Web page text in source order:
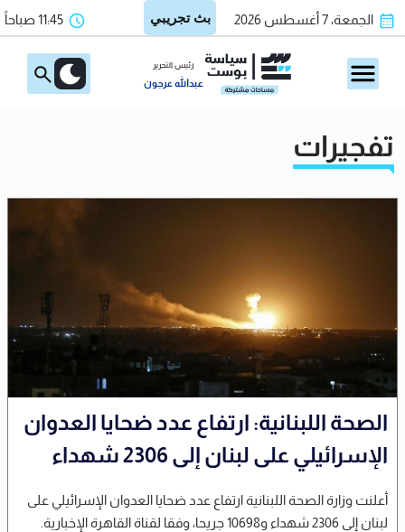
الجمعة، 7 أغسطس 2026 11:45 صباحاً
رئيس التحرير
عبدالله عرجون
تفجيرات
الصحة اللبنانية: ارتفاع عدد ضحايا العدوان
الإسرائيلي على لبنان إلى 2306 شهداء
أعلنت وزارة الصحة اللبنانية ارتفاع عدد ضحايا العدوان الإسرائيلي على
لبنان إلى 2306 شهداء و10698 جريحا، وفقا لقناة القاهرة الإخبارية.